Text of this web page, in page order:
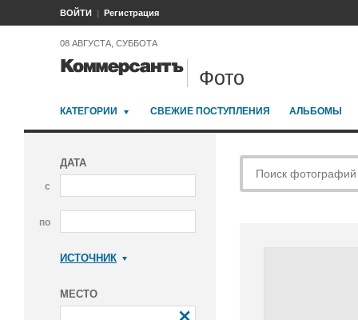
ВОЙТИ Регистрация
08 АВГУСТА, СУББОТА
Фото
КАТЕГОРИИ СВЕЖИЕ ПОСТУПЛЕНИЯ АЛЬБОМЫ
ДАТА
с
по
ИСТОЧНИК
МЕСТО